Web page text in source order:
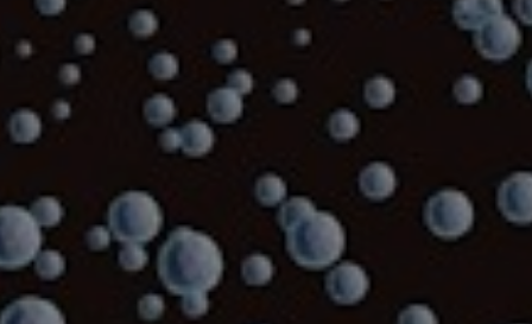
AI 配音神器｜文字MP3專業版
TTS 文字轉語音引擎（離線版）
TextMP3 中英文字語音廣播系統
** TTS 語音音質比較
零售｜價格與方案
零售｜線上購買 (買斷)
零售｜自然輸入法 (訂閱)
授權｜教育/學校
政府採購共同供應契約
公司簡介
公司簡介
最新消息
AI技術能量認證
人才招募
與我聯絡
客服中心
聯絡我們
軟體離線註冊
軟體離線反註冊／解除綁定